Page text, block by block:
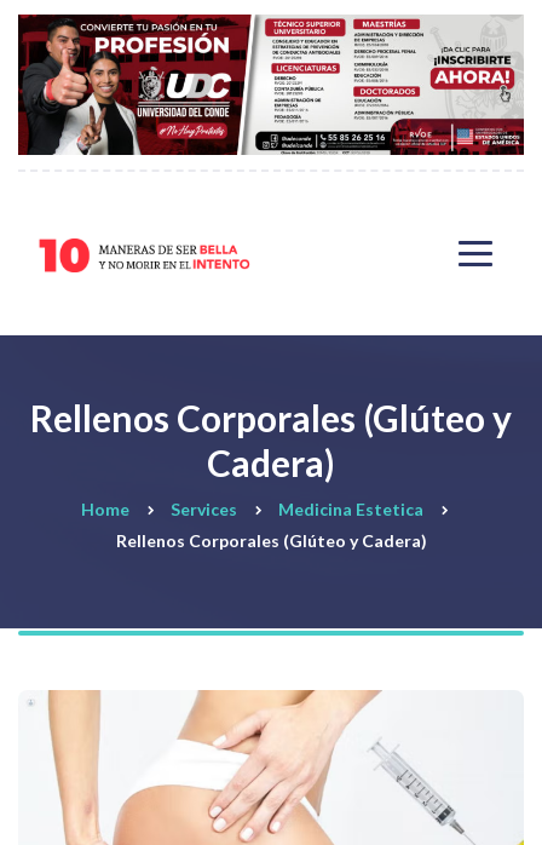
Rellenos Corporales (Glúteo y
Cadera)
Home Services
Medicina Estetica
Rellenos Corporales (Glúteo y Cadera)